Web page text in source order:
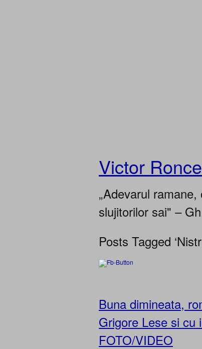
Victor
„Adevarul
slujitorilor sai" –
Posts Tagged
Buna dimineata,
Grigore Lese si cu
FOTO/VIDEO